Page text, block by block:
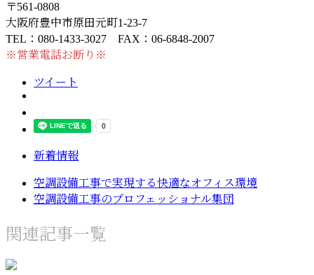
〒561-0808
大阪府豊中市原田元町1-23-7
TEL：080-1433-3027 FAX：06-6848-2007
※営業電話お断り※
ツイート
新着情報
空調設備工事で実現する快適なオフィス環境
空調設備工事のプロフェッショナル集団
関連記事一覧